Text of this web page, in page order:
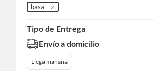
basa
Tipo de Entrega
Envío a domicilio
Llega mañana